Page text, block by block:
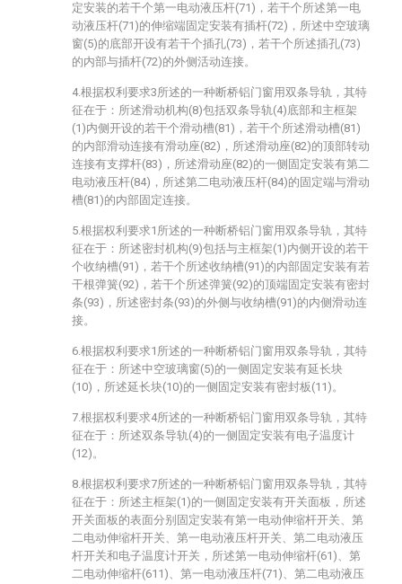
定安装的若干个第一电动液压杆(71)，若干个所述第一电
动液压杆(71)的伸缩端固定安装有插杆(72)，所述中空玻璃
窗(5)的底部开设有若干个插孔(73)，若干个所述插孔(73)
的内部与插杆(72)的外侧活动连接。
4.根据权利要求3所述的一种断桥铝门窗用双条导轨，其特
征在于：所述滑动机构(8)包括双条导轨(4)底部和主框架
(1)内侧开设的若干个滑动槽(81)，若干个所述滑动槽(81)
的内部滑动连接有滑动座(82)，所述滑动座(82)的顶部转动
连接有支撑杆(83)，所述滑动座(82)的一侧固定安装有第二
电动液压杆(84)，所述第二电动液压杆(84)的固定端与滑动
槽(81)的内部固定连接。
5.根据权利要求1所述的一种断桥铝门窗用双条导轨，其特
征在于：所述密封机构(9)包括与主框架(1)内侧开设的若干
个收纳槽(91)，若干个所述收纳槽(91)的内部固定安装有若
干根弹簧(92)，若干个所述弹簧(92)的顶端固定安装有密封
条(93)，所述密封条(93)的外侧与收纳槽(91)的内侧滑动连
接。
6.根据权利要求1所述的一种断桥铝门窗用双条导轨，其特
征在于：所述中空玻璃窗(5)的一侧固定安装有延长块
(10)，所述延长块(10)的一侧固定安装有密封板(11)。
7.根据权利要求4所述的一种断桥铝门窗用双条导轨，其特
征在于：所述双条导轨(4)的一侧固定安装有电子温度计
(12)。
8.根据权利要求7所述的一种断桥铝门窗用双条导轨，其特
征在于：所述主框架(1)的一侧固定安装有开关面板，所述
开关面板的表面分别固定安装有第一电动伸缩杆开关、第
二电动伸缩杆开关、第一电动液压杆开关、第二电动液压
杆开关和电子温度计开关，所述第一电动伸缩杆(61)、第
二电动伸缩杆(611)、第一电动液压杆(71)、第二电动液压